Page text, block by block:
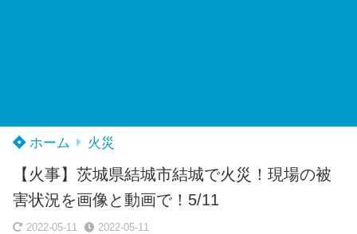
ホーム 火災
【火事】茨城県結城市結城で火災！現場の被
害状況を画像と動画で！5/11
2022-05-11 2022-05-11